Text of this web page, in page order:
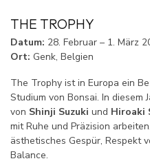
THE TROPHY
Datum: 28. Februar – 1. März
Ort: Genk, Belgien
The Trophy ist in Europa ein
Studium von Bonsai. In diesem
von Shinji Suzuki und Hiroaki
mit Ruhe und Präzision
ästhetisches Gespür, Respekt
Balance.